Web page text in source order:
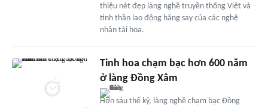
thiệu nét đẹp làng nghề truyền thống Việt và
tinh thần lao động hăng say của các nghệ
nhân tài hoa.
Tinh hoa chạm bạc hơn 600 năm
ở làng Đồng Xâm
Hơn sáu thế kỷ, làng nghề chạm bạc Đồng